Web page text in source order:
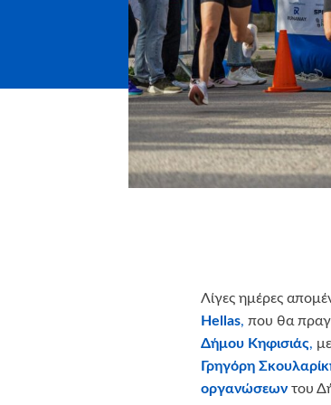
Λίγες ημέρες
Hellas, που θα
Δήμου Κηφισιάς,
Γρηγόρη
οργανώσεωντου